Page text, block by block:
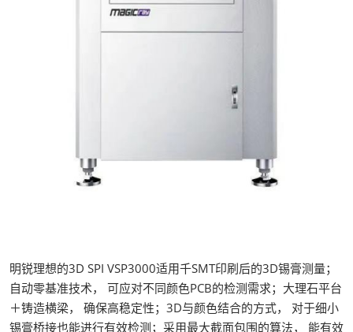
明锐理想的3D SPI VSP3000适用千SMT印刷后的3D锡膏测量；
自动零基准技术， 可应对不同颜色PCB的检测需求；大理石平台
＋铸造横梁， 确保高稳定性；3D与颜色结合的方式， 对于细小
锡膏桥接也能进行有效检测；采用最大截面包围的算法， 能有效